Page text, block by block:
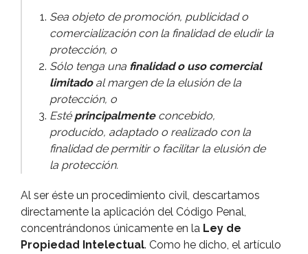
Sea objeto de promoción, publicidad o
comercialización con la finalidad de eludir la
protección, o
Sólo tenga una finalidad o uso comercial
limitadoal margen de la elusión de la
protección, o
Esté principalmente concebido,
producido, adaptado o realizado con la
finalidad de permitir o facilitar la elusión de
la protección.
Al ser éste un procedimiento civil, descartamos
directamente la aplicación del Código Penal,
concentrándonos únicamente en la Ley de
Propiedad Intelectual. Como he dicho, el artí­culo